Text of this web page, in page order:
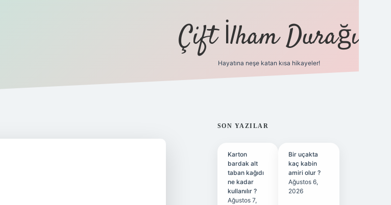
Çift İlham Durağı
Hayatına neşe katan kısa hikayeler!
SIDEBAR
SON YAZILAR
Karton
bardak alt
taban kağıdı
ne kadar
kullanılır ?
Ağustos 7,
Bir uçakta
kaç kabin
amiri olur ?
Ağustos 6,
2026